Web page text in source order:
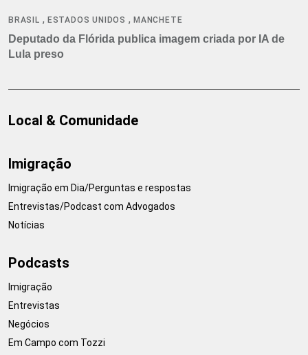
BRASIL , ESTADOS UNIDOS ,MANCHETE
Deputado da Flórida publica imagem criada por IA de
Lula preso
Local & Comunidade
Imigração
Imigração em Dia/Perguntas e respostas
Entrevistas/Podcast com Advogados
Notícias
Podcasts
Imigração
Entrevistas
Negócios
Em Campo com Tozzi